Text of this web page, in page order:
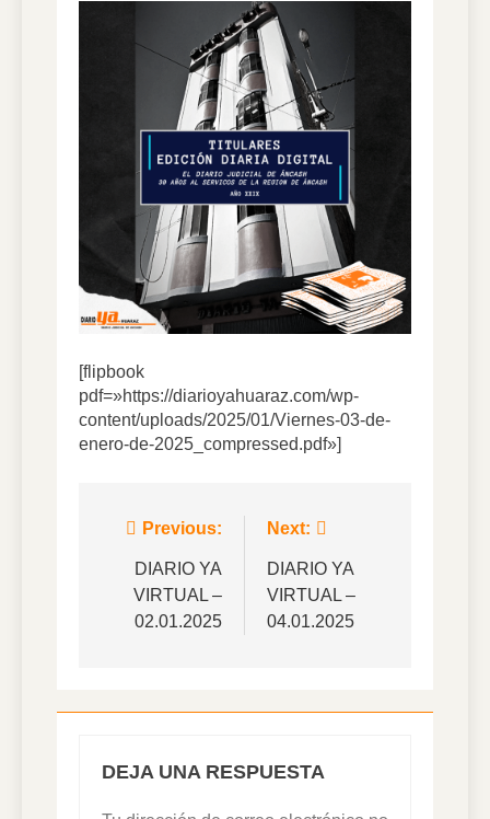
02.08.2026
6 Días Ago
DIARIO YA VIRTUAL
01.08.2026
1 Semana Ago
DIARIO YA VIRTUAL
31.07.2026
1 Semana Ago
DIARIO YA VIRTUAL
30.07.2026
1 Semana Ago
[flipbook
pdf=»https://diarioyahuaraz.com/wp-
content/uploads/2025/01/Viernes-03-de-
enero-de-2025_compressed.pdf»]
Navegación
entradas
Previous:
DIARIO YA
VIRTUAL –
02.01.2025
Next:
DIARIO YA
VIRTUAL –
04.01.2025
DEJA UNA RESPUESTA